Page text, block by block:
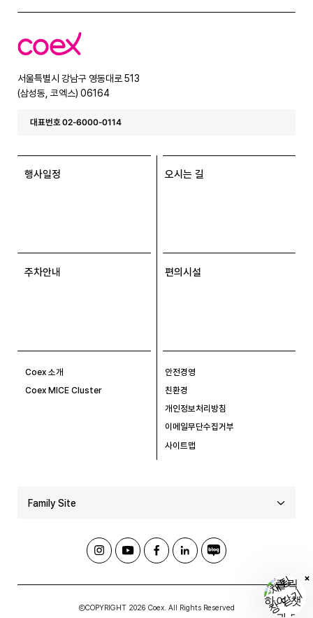
코
엑
서울특별시 강남구 영동대로 513
(삼성동, 코엑스) 06164
대표번호 02-6000-0114
행사일정 오시는 길
주차안내 편의시설
Coex 소개
Coex MICE Cluster
안전경영
친환경
개인정보처리방침
이메일무단수집거부
사이트맵
Family Site
ⒸCOPYRIGHT 2026 Coex. All Rights Reserved